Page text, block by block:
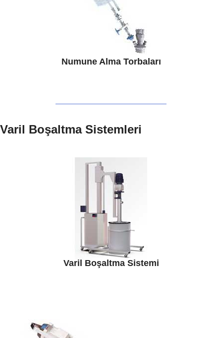
Numune Alma Torbaları
Varil Boşaltma Sistemleri
Varil Boşaltma Sistemi